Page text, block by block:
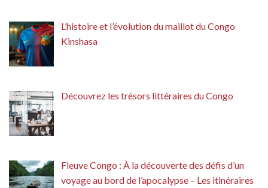
L’histoire et l’évolution du maillot du Congo
Kinshasa
Découvrez les trésors littéraires du Congo
Fleuve Congo : À la découverte des défis d’un
voyage au bord de l’apocalypse – Les itinéraires